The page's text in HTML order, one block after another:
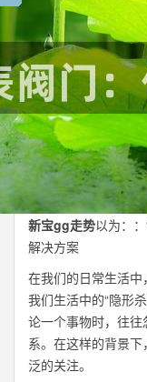
新宝gg走势以为：
解决方案
在我们的日常生活
我们生活中的“隐形杀
论一个事物时，往
系。在这样的背景下
泛的关注。